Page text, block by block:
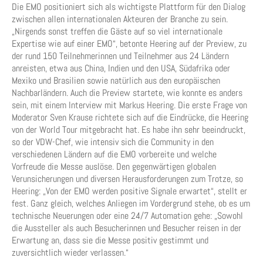
Die EMO positioniert sich als wichtigste Plattform für den Dialog
zwischen allen internationalen Akteuren der Branche zu sein.
„Nirgends sonst treffen die Gäste auf so viel internationale
Expertise wie auf einer EMO“, betonte Heering auf der Preview, zu
der rund 150 Teilnehmerinnen und Teilnehmer aus 24 Ländern
anreisten, etwa aus China, Indien und den USA, Südafrika oder
Mexiko und Brasilien sowie natürlich aus den europäischen
Nachbarländern. Auch die Preview startete, wie konnte es anders
sein, mit einem Interview mit Markus Heering. Die erste Frage von
Moderator Sven Krause richtete sich auf die Eindrücke, die Heering
von der World Tour mitgebracht hat. Es habe ihn sehr beeindruckt,
so der VDW-Chef, wie intensiv sich die Community in den
verschiedenen Ländern auf die EMO vorbereite und welche
Vorfreude die Messe auslöse. Den gegenwärtigen globalen
Verunsicherungen und diversen Herausforderungen zum Trotze, so
Heering: „Von der EMO werden positive Signale erwartet“, stellt er
fest. Ganz gleich, welches Anliegen im Vordergrund stehe, ob es um
technische Neuerungen oder eine 24/7 Automation gehe: „Sowohl
die Aussteller als auch Besucherinnen und Besucher reisen in der
Erwartung an, dass sie die Messe positiv gestimmt und
zuversichtlich wieder verlassen.“